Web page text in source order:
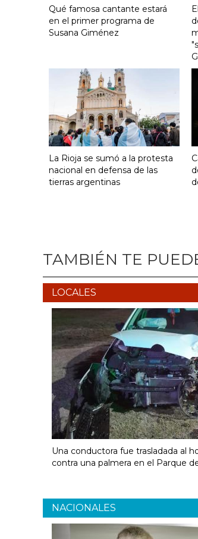
Qué famosa cantante estará
en el primer programa de
Susana Giménez
La Rioja se sumó a la protesta
nacional en defensa de las
tierras argentinas
TAMBIÉN TE
LOCALES
Una conductora fue trasladada al
contra una palmera en el Parque
NACIONALES